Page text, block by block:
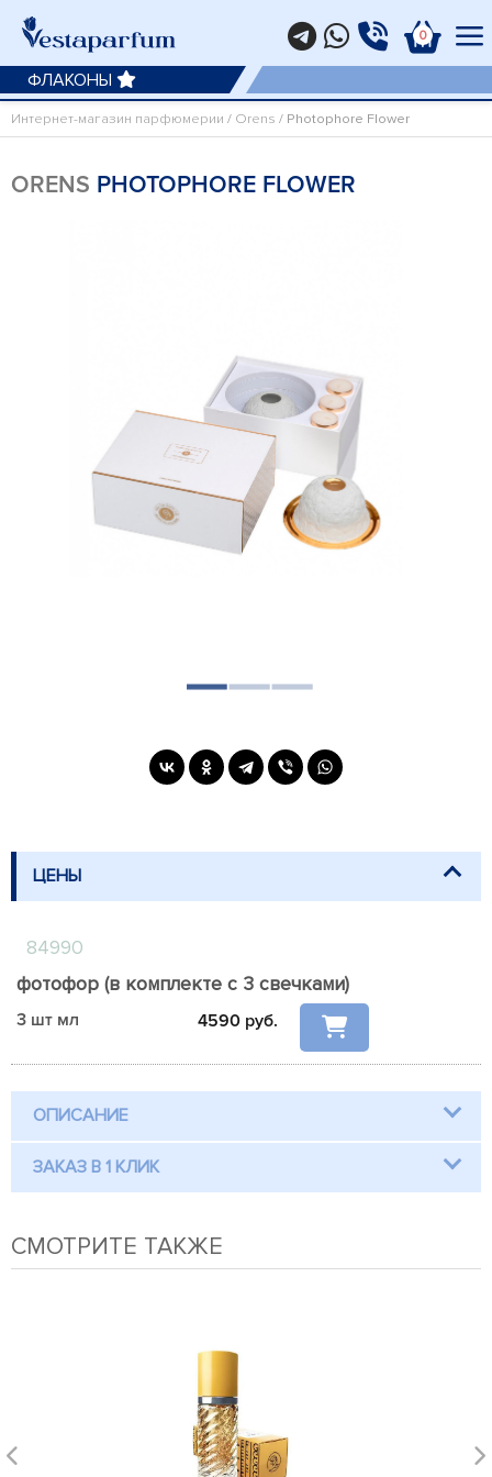
0
ФЛАКОНЫ
Интернет-магазин парфюмерии / Orens / Photophore Flower
ORENS PHOTOPHORE FLOWER
ЦЕНЫ
84990
фотофор (в комплекте с 3 свечками)
3 шт мл 4590 руб.
ОПИСАНИЕ
ЗАКАЗ В 1 КЛИК
СМОТРИТЕ ТАКЖЕ